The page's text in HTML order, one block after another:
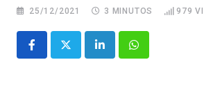
25/12/2021 3 MINUTOS 979